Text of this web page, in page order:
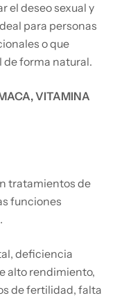
el deseo sexual y
para personas
o que
de forma natural.
VITAMINA
tratamientos de
funciones
deficiencia
alto rendimiento,
de fertilidad, falta